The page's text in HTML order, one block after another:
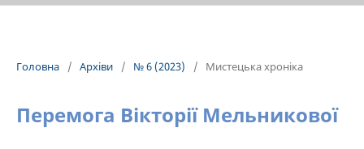
Головна / Архіви / № 6 (2023) / Мистецька хроніка
Перемога Вікторії Мельникової